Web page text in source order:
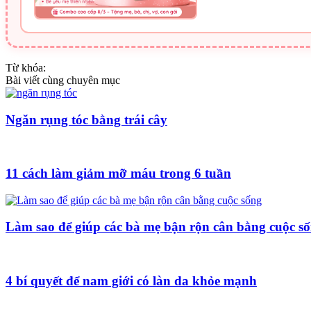
Từ khóa:
Bài viết cùng chuyên mục
Ngăn rụng tóc bằng trái cây
11 cách làm giảm mỡ máu trong 6 tuần
Làm sao để giúp các bà mẹ bận rộn cân bằng cuộc
4 bí quyết để nam giới có làn da khỏe mạnh